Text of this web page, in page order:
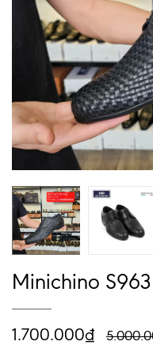
Minichino
1.700.000₫